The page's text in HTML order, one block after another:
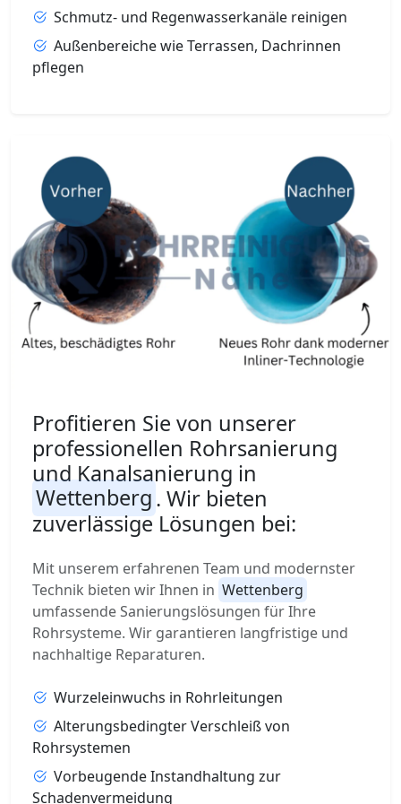
Schmutz- und Regenwasserkanäle reinigen
Außenbereiche wie Terrassen, Dachrinnen
pflegen
Profitieren Sie von unserer
professionellen Rohrsanierung
und Kanalsanierung in
Wettenberg. Wir bieten
zuverlässige Lösungen bei:
Mit unserem erfahrenen Team und modernster
Technik bieten wir Ihnen in Wettenberg
umfassende Sanierungslösungen für Ihre
Rohrsysteme. Wir garantieren langfristige und
nachhaltige Reparaturen.
Wurzeleinwuchs in Rohrleitungen
Alterungsbedingter Verschleiß von
Rohrsystemen
Vorbeugende Instandhaltung zur
Schadenvermeidung